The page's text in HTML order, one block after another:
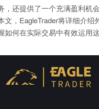
，还提供了一个充满盈利机
，EagleTrader将详细介绍
何在实际交易中有效运用